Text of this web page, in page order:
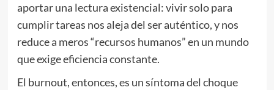
aportar una lectura existencial: vivir solo para
cumplir tareas nos aleja del ser auténtico, y nos
reduce a meros “recursos humanos” en un mundo
que exige eficiencia constante.
El burnout, entonces, es un síntoma del choque